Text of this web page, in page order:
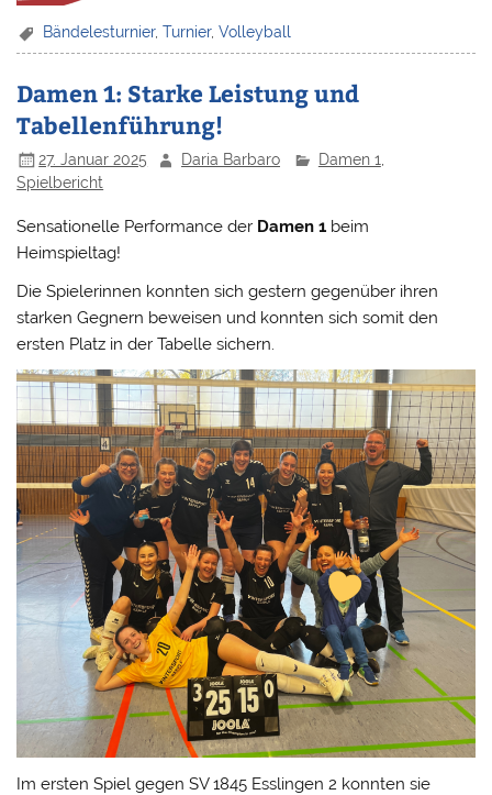
Bändelesturnier,Turnier,Volleyball
Damen 1: Starke Leistung und
Tabellenführung!
27. Januar 2025 Daria Barbaro Damen 1
Spielbericht
Sensationelle Performance der Damen 1 beim
Heimspieltag!
Die Spielerinnen konnten sich gestern gegenüber ihren
starken Gegnern beweisen und konnten sich somit den
ersten Platz in der Tabelle sichern.
Im ersten Spiel gegen SV 1845 Esslingen 2 konnten sie